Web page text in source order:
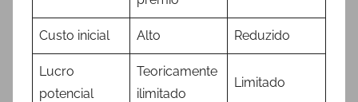
Custo inicial Alto Reduzido
Lucro
potencial
Teoricamente
ilimitado
Limitado